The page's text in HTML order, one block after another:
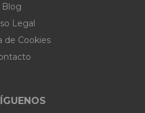
Blog
Legal
de Cookies